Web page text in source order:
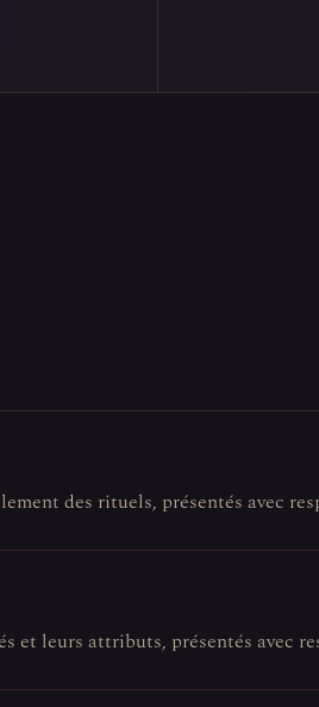
des rituels, présentés avec
et leurs attributs, présentés avec